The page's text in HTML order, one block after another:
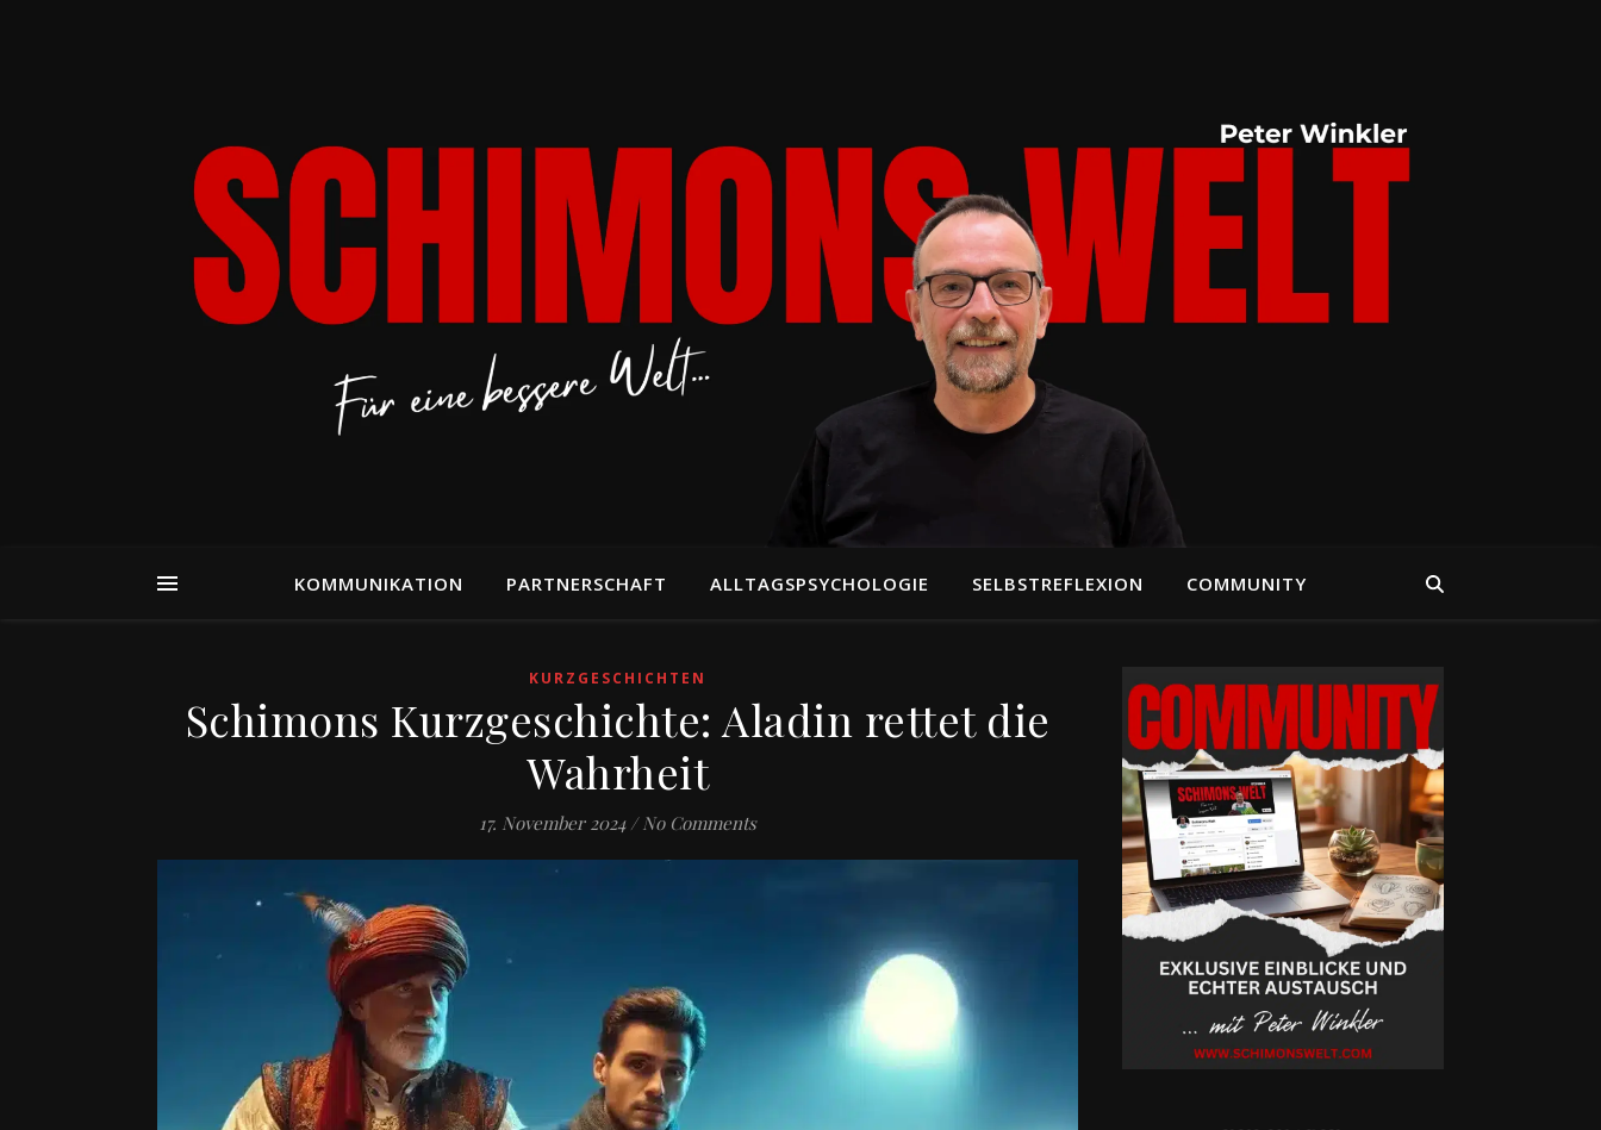
KOMMUNIKATION PARTNERSCHAFT ALLTAGSPSYCHOLOGIE SELBSTREFLEXION COMMUNITY
KURZGESCHICHTEN
Schimons Kurzgeschichte: Aladin rettet die
Wahrheit
17. November 2024 / No Comments